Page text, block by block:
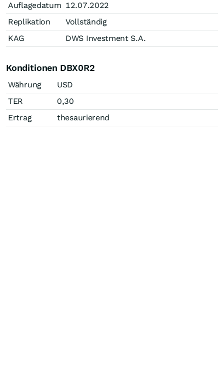
Auflagedatum 12.07.2022
Replikation
Vollständig
KAG
DWS Investment S.A.
Konditionen DBX0R2
Währung
USD
TER
0,30
Ertrag
thesaurierend